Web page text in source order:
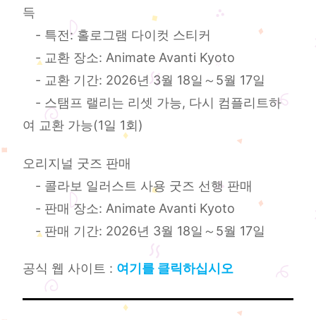
득
- 특전: 홀로그램 다이컷 스티커
- 교환 장소: Animate Avanti Kyoto
- 교환 기간: 2026년 3월 18일～5월 17일
- 스탬프 랠리는 리셋 가능, 다시 컴플리트하
여 교환 가능(1일 1회)
오리지널 굿즈 판매
- 콜라보 일러스트 사용 굿즈 선행 판매
- 판매 장소: Animate Avanti Kyoto
- 판매 기간: 2026년 3월 18일～5월 17일
공식 웹 사이트 : 여기를 클릭하십시오